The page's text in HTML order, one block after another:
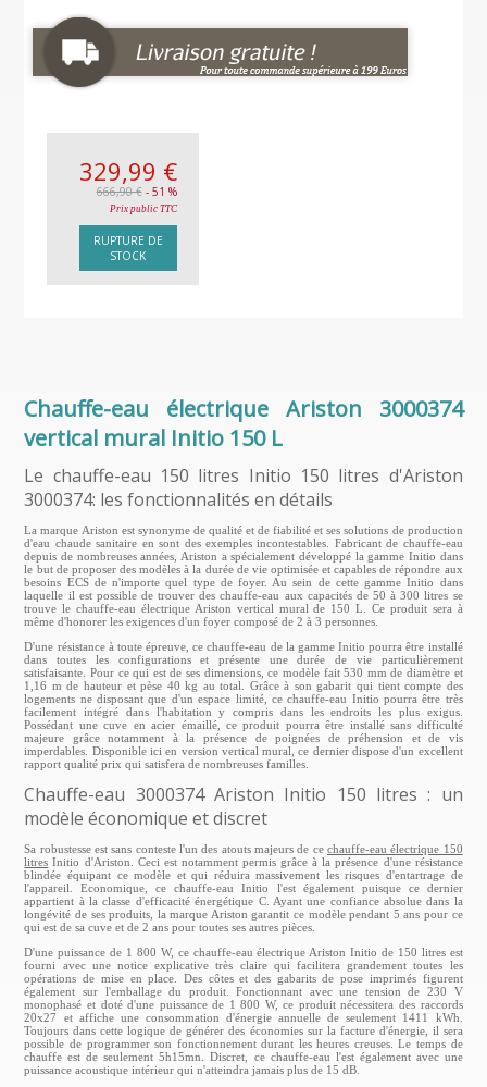
329,99 €
666,90 € - 51 %
Prix public TTC
RUPTURE DE
STOCK
Chauffe-eau électrique Ariston 3000374
vertical mural Initio 150 L
Le chauffe-eau 150 litres Initio 150 litres d'Ariston
3000374: les fonctionnalités en détails
La marque Ariston est synonyme de qualité et de fiabilité et ses solutions de production
d'eau chaude sanitaire en sont des exemples incontestables. Fabricant de chauffe-eau
depuis de nombreuses années, Ariston a spécialement développé la gamme Initio dans
le but de proposer des modèles à la durée de vie optimisée et capables de répondre aux
besoins ECS de n'importe quel type de foyer. Au sein de cette gamme Initio dans
laquelle il est possible de trouver des chauffe-eau aux capacités de 50 à 300 litres se
trouve le chauffe-eau électrique Ariston vertical mural de 150 L. Ce produit sera à
même d'honorer les exigences d'un foyer composé de 2 à 3 personnes.
D'une résistance à toute épreuve, ce chauffe-eau de la gamme Initio pourra être installé
dans toutes les configurations et présente une durée de vie particulièrement
satisfaisante. Pour ce qui est de ses dimensions, ce modèle fait 530 mm de diamètre et
1,16 m de hauteur et pèse 40 kg au total. Grâce à son gabarit qui tient compte des
logements ne disposant que d'un espace limité, ce chauffe-eau Initio pourra être très
facilement intégré dans l'habitation y compris dans les endroits les plus exigus.
Possédant une cuve en acier émaillé, ce produit pourra être installé sans difficulté
majeure grâce notamment à la présence de poignées de préhension et de vis
imperdables. Disponible ici en version vertical mural, ce dernier dispose d'un excellent
rapport qualité prix qui satisfera de nombreuses familles.
Chauffe-eau 3000374 Ariston Initio 150 litres : un
modèle économique et discret
Sa robustesse est sans conteste l'un des atouts majeurs de ce chauffe-eau électrique 150
litres Initio d'Ariston. Ceci est notamment permis grâce à la présence d'une résistance
blindée équipant ce modèle et qui réduira massivement les risques d'entartrage de
l'appareil. Economique, ce chauffe-eau Initio l'est également puisque ce dernier
appartient à la classe d'efficacité énergétique C. Ayant une confiance absolue dans la
longévité de ses produits, la marque Ariston garantit ce modèle pendant 5 ans pour ce
qui est de sa cuve et de 2 ans pour toutes ses autres pièces.
D'une puissance de 1 800 W, ce chauffe-eau électrique Ariston Initio de 150 litres est
fourni avec une notice explicative très claire qui facilitera grandement toutes les
opérations de mise en place. Des côtes et des gabarits de pose imprimés figurent
également sur l'emballage du produit. Fonctionnant avec une tension de 230 V
monophasé et doté d'une puissance de 1 800 W, ce produit nécessitera des raccords
20x27 et affiche une consommation d'énergie annuelle de seulement 1411 kWh.
Toujours dans cette logique de générer des économies sur la facture d'énergie, il sera
possible de programmer son fonctionnement durant les heures creuses. Le temps de
chauffe est de seulement 5h15mn. Discret, ce chauffe-eau l'est également avec une
puissance acoustique intérieur qui n'atteindra jamais plus de 15 dB.